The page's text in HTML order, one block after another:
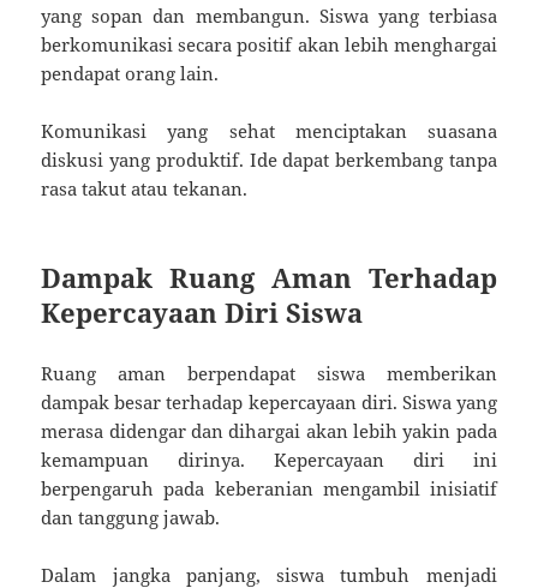
yang sopan dan membangun. Siswa yang terbiasa
berkomunikasi secara positif akan lebih menghargai
pendapat orang lain.
Komunikasi yang sehat menciptakan suasana
diskusi yang produktif. Ide dapat berkembang tanpa
rasa takut atau tekanan.
Dampak Ruang Aman Terhadap
Kepercayaan Diri Siswa
Ruang aman berpendapat siswa memberikan
dampak besar terhadap kepercayaan diri. Siswa yang
merasa didengar dan dihargai akan lebih yakin pada
kemampuan dirinya. Kepercayaan diri ini
berpengaruh pada keberanian mengambil inisiatif
dan tanggung jawab.
Dalam jangka panjang, siswa tumbuh menjadi